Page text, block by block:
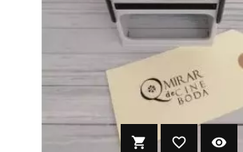
shopping_cart favorite_border visibility